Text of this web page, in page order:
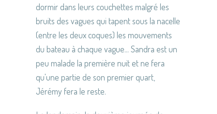
dormir dans leurs couchettes malgré les
bruits des vagues qui tapent sous la nacelle
(entre les deux coques) les mouvements
du bateau à chaque vague... Sandra est un
peu malade la première nuit et ne fera
qu'une partie de son premier quart,
Jérémy fera le reste.